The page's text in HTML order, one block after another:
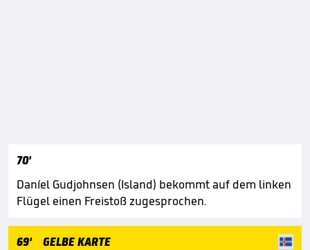
70'
Daníel Gudjohnsen (Island) bekommt auf dem linken
Flügel einen Freistoß zugesprochen.
69' GELBE KARTE